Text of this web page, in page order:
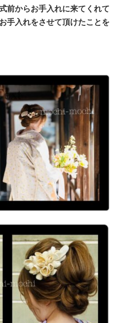
前からお手入れに来てくれて
手入れをさせて頂けたことを